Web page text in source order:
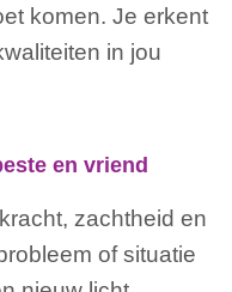
komen. Je erkent
in jou
en vriend
zachtheid en
of situatie